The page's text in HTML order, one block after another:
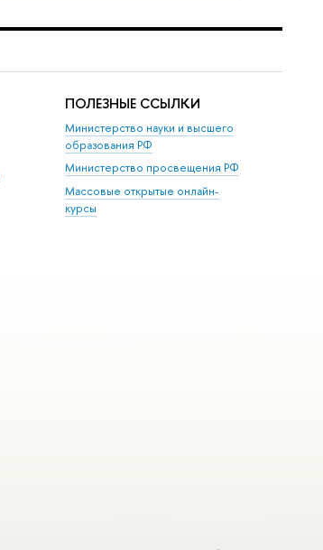
ПОЛЕЗНЫЕ ССЫЛКИ
Министерство науки и высшего
образования РФ
Министерство просвещения РФ
Массовые открытые онлайн-
курсы